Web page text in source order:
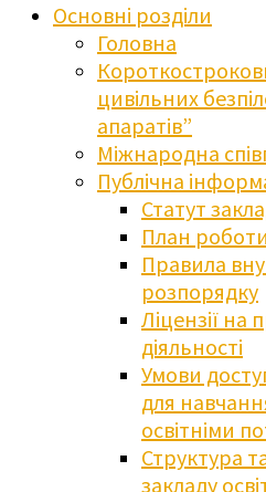
Основні розділи
Головна
цивільних
апаратів”
Міжнародна
Публічна
Статут
План
Правила
розпорядку
Ліцензії на
діяльності
Умови
для
освітніми
Структура
закладу